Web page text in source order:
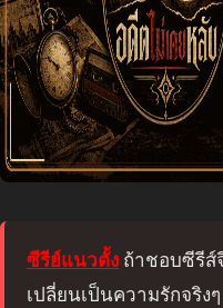
ซีรีย์แนวตั้ง ถ้าชอบซีรี
เปลี่ยนเป็นความรักจริง